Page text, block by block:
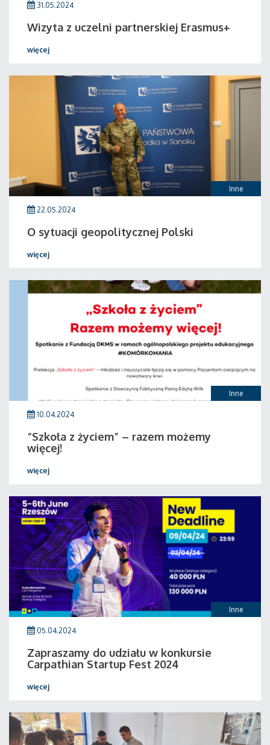
31.05.2024
Wizyta z uczelni partnerskiej Erasmus+
więcej
Inne
22.05.2024
O sytuacji geopolitycznej Polski
więcej
Inne
10.04.2024
“Szkoła z życiem” – razem możemy
więcej!
więcej
Inne
05.04.2024
Zapraszamy do udziału w konkursie
Carpathian Startup Fest 2024
więcej